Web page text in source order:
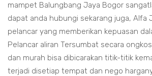
mampet Balungbang Jaya Bogor
dapat anda hubungi sekarang juga, Alfa
pelancar yang memberikan kepuasan
Pelancar aliran Tersumbat secara
dan murah bisa dibicarakan titik-titik
terjadi disetiap tempat dan nego